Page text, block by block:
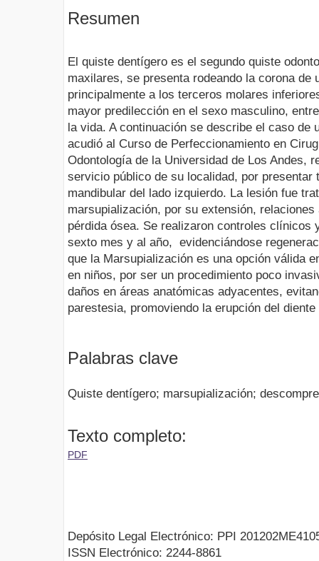
Resumen
El quiste dentígero es el segundo quiste
maxilares, se presenta rodeando la corona de
principalmente a los terceros molares
mayor predilección en el sexo masculino,
la vida. A continuación se describe el caso de
acudió al Curso de Perfeccionamiento en
Odontología de la Universidad de Los Andes,
servicio público de su localidad, por presentar
mandibular del lado izquierdo. La lesión fue
marsupialización, por su extensión,
pérdida ósea. Se realizaron controles clínicos
sexto mes y al año, evidenciándose
que la Marsupialización es una opción válida
en niños, por ser un procedimiento poco
daños en áreas anatómicas adyacentes,
parestesia, promoviendo la erupción del
Palabras clave
Quiste dentígero; marsupialización;
Texto completo:
PDF
Depósito Legal Electrónico: PPI
ISSN Electrónico: 2244-8861